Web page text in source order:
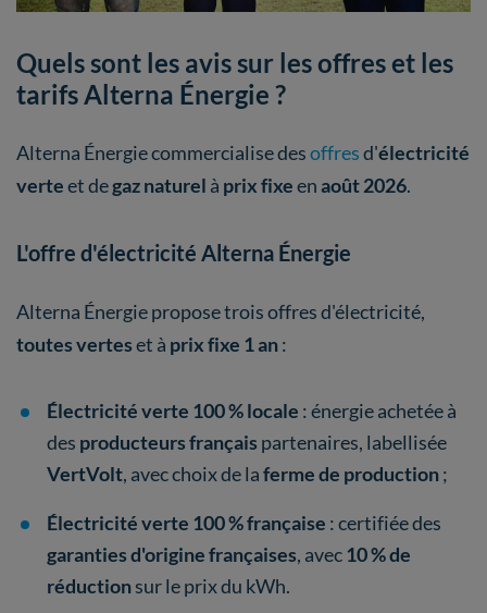
Quels sont les avis sur les offres et les
tarifs Alterna Énergie ?
Alterna Énergie commercialise desoffresd'électricité
verteet degaz naturel à prix fixeenaoût 2026.
L'offre d'électricité Alterna Énergie
Alterna Énergie propose trois offres d'électricité,
toutes verteset à prix fixe 1 an:
Électricité verte 100 % locale : énergie achetée à
des producteurs français partenaires, labellisée
VertVolt, avec choix de laferme de production;
Électricité verte 100 % française : certifiée des
garanties d'origine françaises, avec10 % de
réductionsur le prix du kWh.